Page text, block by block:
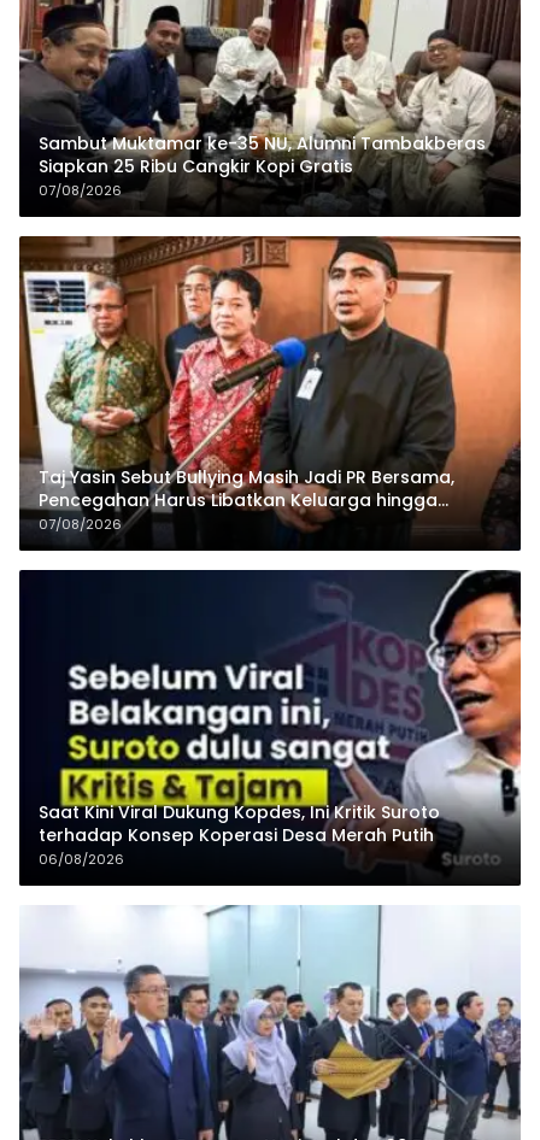
Sambut Muktamar ke-35 NU, Alumni Tambakberas
Siapkan 25 Ribu Cangkir Kopi Gratis
07/08/2026
Taj Yasin Sebut Bullying Masih Jadi PR Bersama,
Pencegahan Harus Libatkan Keluarga hingga
Pesantren
07/08/2026
Saat Kini Viral Dukung Kopdes, Ini Kritik Suroto
terhadap Konsep Koperasi Desa Merah Putih
06/08/2026